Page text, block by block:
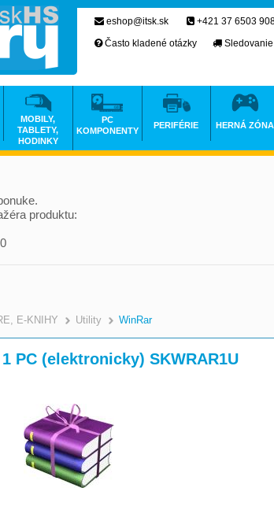
produktu:
E-KNIHY >
Utility >
WinRar
PC (elektronicky) SKWRAR1U
eshop@itsk.sk +421 37 6503
Často kladené otázky
MOBILY,
TABLETY,
HODINKY
PC
KOMPONENTY
PERIFÉRIE HERNÁ ZÓNA